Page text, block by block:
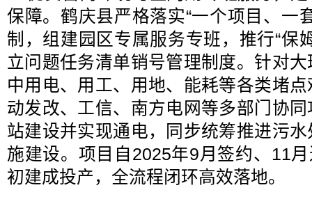
保障。鹤庆县严格落实“一个项目、一
制，组建园区专属服务专班，推行“保
立问题任务清单销号管理制度。针对
中用电、用工、用地、能耗等各类堵
动发改、工信、南方电网等多部门协
站建设并实现通电，同步统筹推进污
施建设。项目自2025年9月签约、11
初建成投产，全流程闭环高效落地。